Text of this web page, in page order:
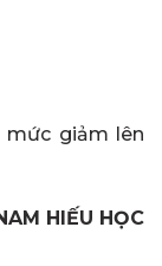
mức giảm lên
HIẾU HỌC